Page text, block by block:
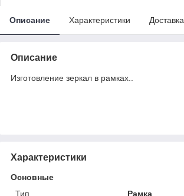
Описание Характеристики Доставка
Описание
Изготовление зеркал в рамках..
Характеристики
Основные
Тип
Рамка